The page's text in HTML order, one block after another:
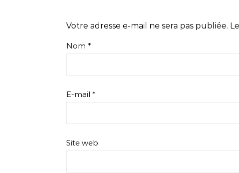
Votre adresse e-mail ne sera pas publiée.
Nom *
E-mail *
Site web